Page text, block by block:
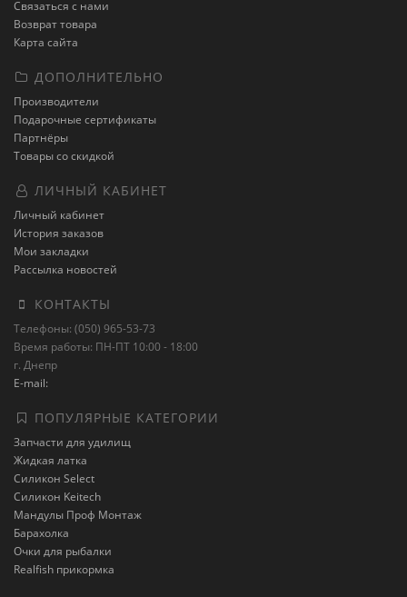
Связаться с нами
Возврат товара
Карта сайта
ДОПОЛНИТЕЛЬНО
Производители
Подарочные сертификаты
Партнёры
Товары со скидкой
ЛИЧНЫЙ КАБИНЕТ
Личный кабинет
История заказов
Мои закладки
Рассылка новостей
КОНТАКТЫ
Телефоны: (050) 965-53-73
Время работы: ПН-ПТ 10:00 - 18:00
г. Днепр
E-mail:
ПОПУЛЯРНЫЕ КАТЕГОРИИ
Запчасти для удилищ
Жидкая латка
Силикон Select
Силикон Keitech
Мандулы Проф Монтаж
Барахолка
Очки для рыбалки
Realfish прикормка